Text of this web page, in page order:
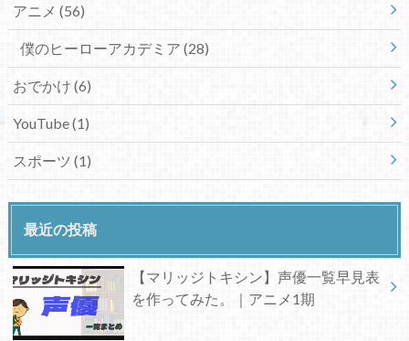
アニメ (56)
僕のヒーローアカデミア (28)
おでかけ (6)
YouTube(1)
スポーツ (1)
最近の投稿
【マリッジトキシン】声優一覧早見表
を作ってみた。｜アニメ1期